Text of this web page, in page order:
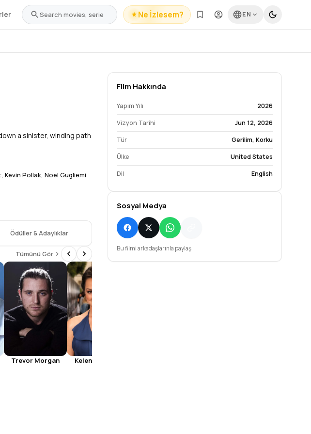
Ne İzlesem? EN
a sinister, winding path
, Kevin Pollak, Noel Gugliemi
Film Hakkında
Yapım Yılı 2026
Vizyon Tarihi Jun 12, 2026
Tür Gerilim, Korku
Ülke United States
Dil English
Sosyal Medya
Bu filmi arkadaşlarınla paylaş
Ödüller & Adaylıklar
Tümünü Gör
Trevor Morgan Kelen Coleman